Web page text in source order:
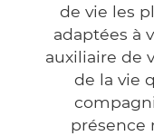
de vie les
adaptées à
auxiliaire de
de la vie
présence